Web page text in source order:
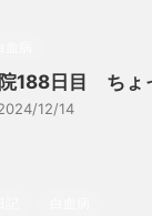
188日目 ちょ
12/14